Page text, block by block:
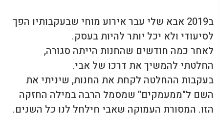
ב2019 אבא שלי עבר אירוע מוחי שבעקבותיו הפך
לסיעודי ולא יכל יותר להיות בעסק.
לאחר כמה חודשים שהחנות הייתה סגורה,
החלטתי להמשיך את דרכו של אבי.
בעקבות ההחלטה לקחת את החנות, שיניתי את
השם ל"ממעמקים" שמסמל הרבה במילה החזקה
הזו. המסורת העמוקה שאבי חילחל לנו כל השנים.